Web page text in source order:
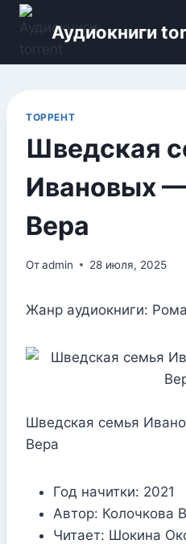
Перейти
содержимому
Аудиокниги
ТОРРЕНТ
Шведская
Ивановых
Вера
Отadmin 28 июля, 2025
Жанр аудиокниги:
Шведская семья
Вера
Год начитки: 2021
Автор: Колочкова
Читает: Шокина